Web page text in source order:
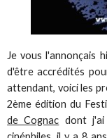
Je vous l'annonçais
d'être accrédités
attendant, voici les
2ème édition du
de Cognac dont